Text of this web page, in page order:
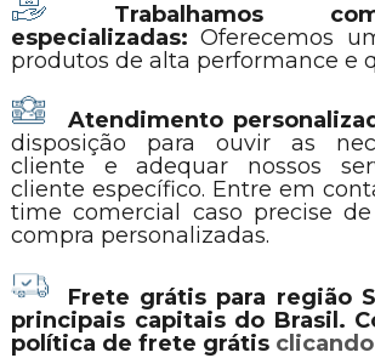
Trabalhamos
especializadas:Oferecemos
produtos de alta performance e
Atendimento
disposição para ouvir as
cliente e adequar nossos
cliente específico. Entre em
time comercial caso precise
compra personalizadas.
Frete grátis para região
principais capitais do Brasil.
política de frete grátis